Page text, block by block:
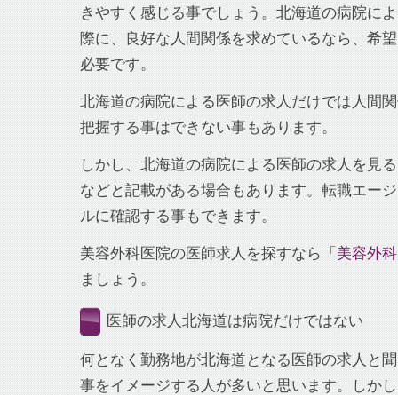
きやすく感じる事でしょう。北海道の病院に
際に、良好な人間関係を求めているなら、希
必要です。
北海道の病院による医師の求人だけでは人間
把握する事はできない事もあります。
しかし、北海道の病院による医師の求人を見
などと記載がある場合もあります。転職エー
ルに確認する事もできます。
美容外科医院の医師求人を探すなら「 美容外
ましょう。
医師の求人北海道は病院だけではない
何となく勤務地が北海道となる医師の求人と
事をイメージする人が多いと思います。しか